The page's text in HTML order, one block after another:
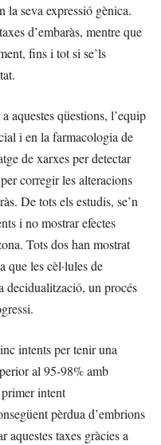
la seva expressió gènica.
d’embaràs, mentre que
fins i tot si se’ls
aquestes qüestions, l’equip
i en la farmacologia de
de xarxes per detectar
corregir les alteracions
De tots els estudis, se’n
i no mostrar efectes
Tots dos han mostrat
que les cèl·lules de
un procés
intents per tenir una
al 95-98% amb
intent
pèrdua d’embrions
taxes gràcies a